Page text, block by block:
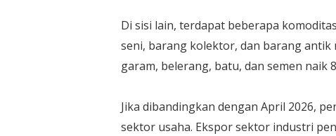
Di sisi lain, terdapat beberapa
seni, barang kolektor, dan barang antik
garam, belerang, batu, dan semen naik
Jika dibandingkan dengan April 2026,
sektor usaha. Ekspor sektor industri